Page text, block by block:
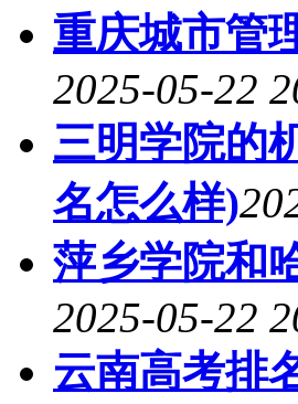
重庆城市管
2025-05-22
三明学院的
名怎么样)
萍乡学院和
2025-05-22
云南高考排